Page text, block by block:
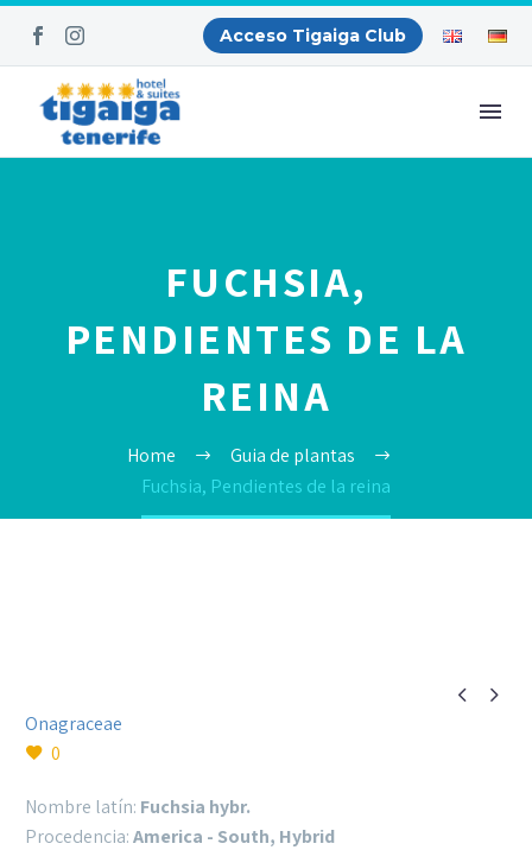
Acceso Tigaiga Club
FUCHSIA,
PENDIENTES DE LA
REINA
Home
Guia de plantas
Fuchsia, Pendientes de la reina
 
Onagraceae
0
Nombre latín: Fuchsia hybr.
Procedencia:America - South, Hybrid